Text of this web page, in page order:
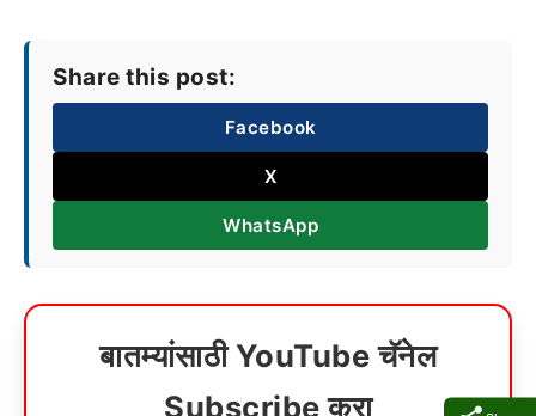
Share this post:
Facebook
X
WhatsApp
बातम्यांसाठी YouTube चॅनेल
Subscribe करा